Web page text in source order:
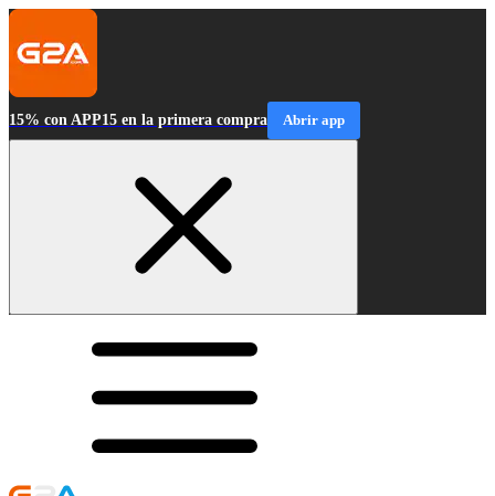
15% con APP15 en la primera compra Abrir app